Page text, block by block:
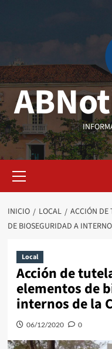
primario
INICIO LOCAL
ACCIÓN DE
DE BIOSEGURIDAD A
Local
Acción de
elementos de
internos de la
06/12/2020 0